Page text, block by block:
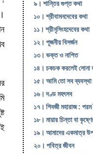
৯। শান্তির গুপ্ত কথা
১০। শ্রীবামনদেবের কথা
১১। শ্রীনৃসিংহদেবের কথা
১২। পূজনীয় বিসর্জন
১৩। ভক্ত ও নাপিত
১৪। চকচক করলেই সোনা
১৫। আমি তো সব ব্যবস্থা
১৬। দণ্ড মহৎসব
১৭। শিবজী মহারাজ : পরম
১৮। মায়ার চিন্তা বা
১৯। আমাদের একমাত্র
২০। পবিত্র জীবন